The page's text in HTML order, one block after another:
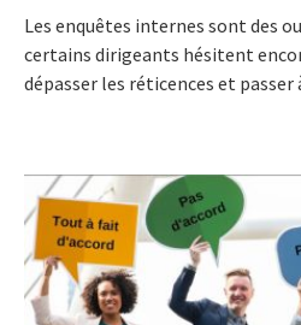
Les enquêtes internes sont des
certains dirigeants hésitent
dépasser les réticences et passer